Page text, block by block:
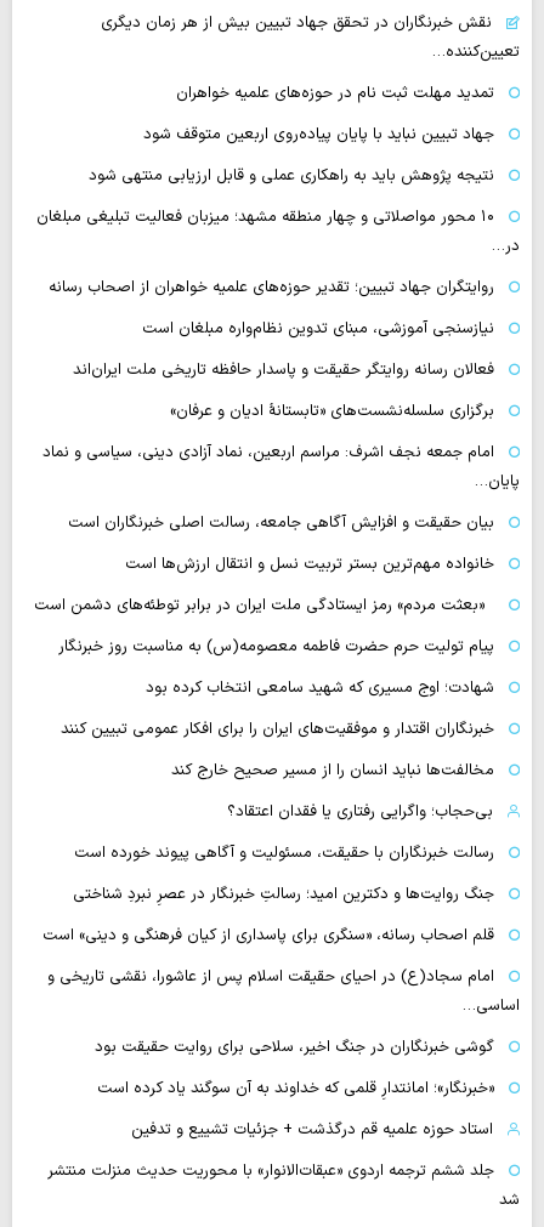
نقش خبرنگاران در تحقق جهاد تبیین بیش از هر زمان دیگری
تعیین‌کننده…
تمدید مهلت ثبت نام در حوزه‌های علمیه خواهران
جهاد تبیین نباید با پایان پیاده‌روی اربعین متوقف شود
نتیجه پژوهش باید به راهکاری عملی و قابل ارزیابی منتهی شود
۱۰ محور مواصلاتی و چهار منطقه مشهد؛ میزبان فعالیت تبلیغی مبلغان
در…
روایتگران جهاد تبیین؛ تقدیر حوزه‌های علمیه خواهران از اصحاب رسانه
نیازسنجی آموزشی، مبنای تدوین نظام‌واره مبلغان است
فعالان رسانه‌ روایتگر حقیقت و پاسدار حافظه تاریخی ملت ایران‌اند
برگزاری سلسله‌نشست‌های «تابستانهٔ ادیان و عرفان»
امام جمعه نجف اشرف: مراسم اربعین، نماد آزادی دینی، سیاسی و نماد
پایان…
بیان حقیقت و افزایش آگاهی جامعه، رسالت اصلی خبرنگاران است
خانواده مهم‌ترین بستر تربیت نسل و انتقال ارزش‌ها است
«بعثت مردم» رمز ایستادگی ملت ایران در برابر توطئه‌های دشمن است
پیام تولیت حرم حضرت فاطمه معصومه(س) به مناسبت روز خبرنگار
شهادت؛ اوج مسیری که شهید سامعی انتخاب کرده بود
خبرنگاران اقتدار و موفقیت‌های ایران را برای افکار عمومی تبیین کنند
مخالفت‌ها نباید انسان را از مسیر صحیح خارج کند
بی‌حجاب؛ واگرایی رفتاری یا فقدان اعتقاد؟
رسالت خبرنگاران با حقیقت، مسئولیت و آگاهی پیوند خورده است
جنگ روایت‌ها و دکترین امید؛ رسالتِ خبرنگار در عصرِ نبردِ شناختی
قلم اصحاب رسانه، «سنگری برای پاسداری از کیان فرهنگی و دینی» است
امام سجاد(ع) در احیای حقیقت اسلام پس از عاشورا، نقشی تاریخی و
اساسی…
گوشی خبرنگاران در جنگ اخیر، سلاحی برای روایت حقیقت بود
«خبرنگار»؛ امانتدارِ قلمی که خداوند به آن سوگند یاد کرده است
استاد حوزه علمیه قم درگذشت + جزئیات تشییع و تدفین
جلد ششم ترجمه اردوی «عبقات‌الانوار» با محوریت حدیث منزلت منتشر
شد